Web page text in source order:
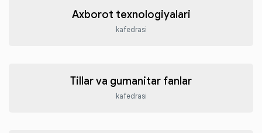
Axborot texnologiyalari
kafedrasi
Tillar va gumanitar fanlar
kafedrasi